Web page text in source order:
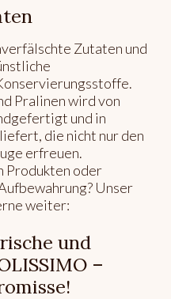
Zutaten und
Pralinen wird von
und in
die nicht nur den
erfreuen.
Produkten oder
Unser
weiter:
und
–